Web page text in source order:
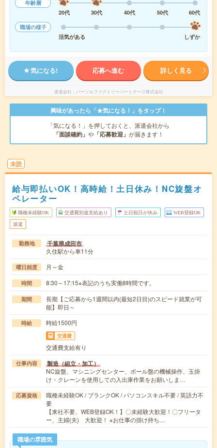
年齢層
20代
30代 40代 50代
60代
職場の様子
活気がある
しずか
気になる! 応募へ進む 詳しく見る
派遣会社 パーソルファクトリーパートナーズ株式会社
興味があったら「★気になる！」をタップ！
「気になる！」を押しておくと、派遣会社から
「面談確約」 や 「応募歓迎」 が届きます！
未読
給与即払いOK！高時給！土日休み！NC旋盤オ
ペレーター
職種未経験OK 交通費別途支給あり 土日祝日が休み WEB登録OK
派遣
勤務地 千葉県成田市
久住駅から車11分
曜日頻度 月～金
時間 8:30～17:15※表記のうち実働8時間です。
期間
長期【ご応募から1週間以内(最短2日目)のスピード就業が可
能】即日～
時給 時給1500円
交通費
交通費支給有り
仕事内容 製造（組立・加工）
NC旋盤、マシニングセンター、ボール盤の機械操作、玉掛
け・クレーンを使用しての入出庫作業をお願いしま…
応募資格
職種未経験OK / ブランクOK / パソコンスキル不要 / 英語力不
要
【来社不要、WEB登録OK！】〇未経験大歓迎！〇フリータ
ー、主婦(夫) 大歓迎！ ※お仕事の掛け持ち…
職場の雰囲気